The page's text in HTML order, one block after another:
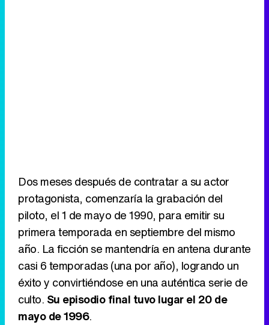
Dos meses después de contratar a su actor
protagonista, comenzaría la grabación del
piloto, el 1 de mayo de 1990, para emitir su
primera temporada en septiembre del mismo
año. La ficción se mantendría en antena durante
casi 6 temporadas (una por año), logrando un
éxito y convirtiéndose en una auténtica serie de
culto. Su episodio final tuvo lugar el 20 de
mayo de 1996.